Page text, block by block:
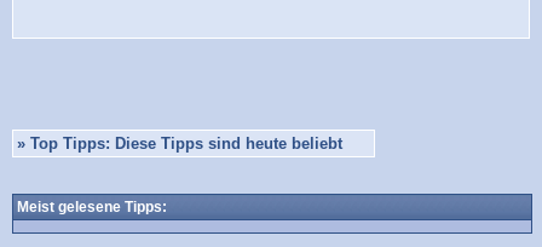
» Top Tipps: Diese Tipps sind heute beliebt
Meist gelesene Tipps: